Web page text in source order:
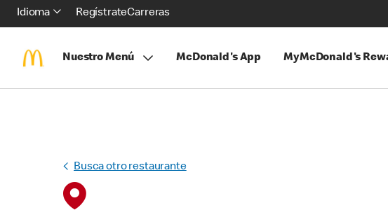
Idioma RegístrateCarreras
Nuestro Menú McDonald's App MyMcDonald's
Busca otro restaurante